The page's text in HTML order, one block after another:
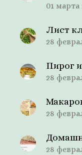
01 марта
Лист
28
Пирог
28
28
28